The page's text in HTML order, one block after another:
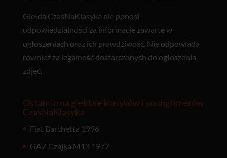
Giełda CzasNaKlasyka nie ponosi
odpowiedzialności za informacje zawarte w
ogłoszeniach oraz ich prawdziwość. Nie odpowiada
również za legalność dostarczonych do ogłoszenia
zdjęć.
Ostatnio na giełdzie klasyków i youngtimerów
CzasNaKlasyka
Fiat Barchetta 1996
GAZ Czajka M13 1977